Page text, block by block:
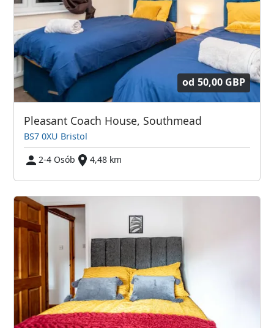
od 50,00 GBP
Pleasant Coach House, Southmead
BS7 0XU Bristol
2-4 Osób
4,48 km